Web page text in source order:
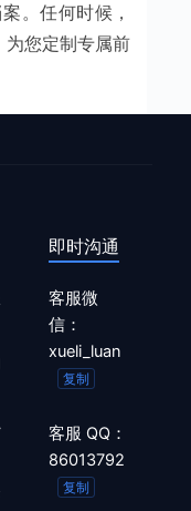
。任何时候，
您定制专属前
即时沟通
客服微
信：
xueli_luan
复制
客服 QQ：
86013792
复制